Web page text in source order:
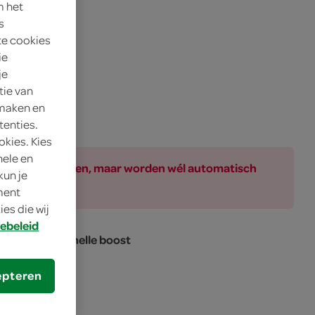
de producten, maar worden wél automatisch
en snelle boost
het
cookies
van
en
Kies
en
je
die wij